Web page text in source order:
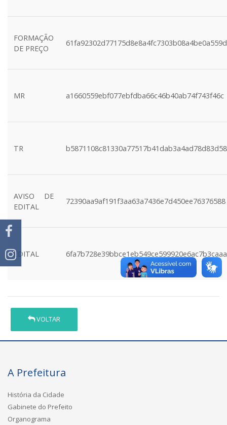
FORMAÇÃO
DE PREÇO
61fa92302d77175d8e8a4fc7303b08a4be0a559d
MR a1660559ebf077ebfdba66c46b40ab74f743f46c
TR
AVISO DE
EDITAL
72390aa9af191f3aa63a7436e7d450ee76376588
EDITAL 6fa7b728e39bbce1eb549ce599920e6ac7b3caaa
VOLTAR
A Prefeitura
História da Cidade
Gabinete do Prefeito
Organograma